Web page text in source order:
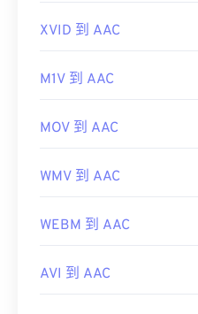
XVID 到 AAC
M1V 到 AAC
MOV 到 AAC
WMV 到 AAC
WEBM 到 AAC
AVI 到 AAC